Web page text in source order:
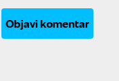
Objavi komentar